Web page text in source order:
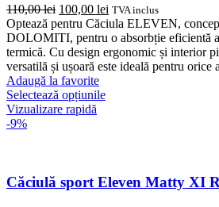
110,00lei Prețul
inițial
a
fost:
110,00 lei.
100,00 lei Prețul
curent
este:
100,00 lei.
TVA inclus
Optează pentru Căciula ELEVEN,
DOLOMITI, pentru o absorbție eficientă
termică. Cu design ergonomic și interior
versatilă și ușoară este ideală pentru orice
Adaugă la favorite
Selectează opțiunileAcest
Opțiunile
Vizualizare rapidă
-9%
Căciulă sport Eleven Matty XI